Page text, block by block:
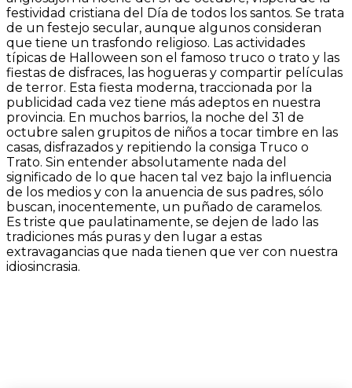
festividad cristiana del Día de todos los santos. Se trata
de un festejo secular, aunque algunos consideran
que tiene un trasfondo religioso. Las actividades
típicas de Halloween son el famoso truco o trato y las
fiestas de disfraces, las hogueras y compartir películas
de terror. Esta fiesta moderna, traccionada por la
publicidad cada vez tiene más adeptos en nuestra
provincia. En muchos barrios, la noche del 31 de
octubre salen grupitos de niños a tocar timbre en las
casas, disfrazados y repitiendo la consiga Truco o
Trato. Sin entender absolutamente nada del
significado de lo que hacen tal vez bajo la influencia
de los medios y con la anuencia de sus padres, sólo
buscan, inocentemente, un puñado de caramelos.
Es triste que paulatinamente, se dejen de lado las
tradiciones más puras y den lugar a estas
extravagancias que nada tienen que ver con nuestra
idiosincrasia.